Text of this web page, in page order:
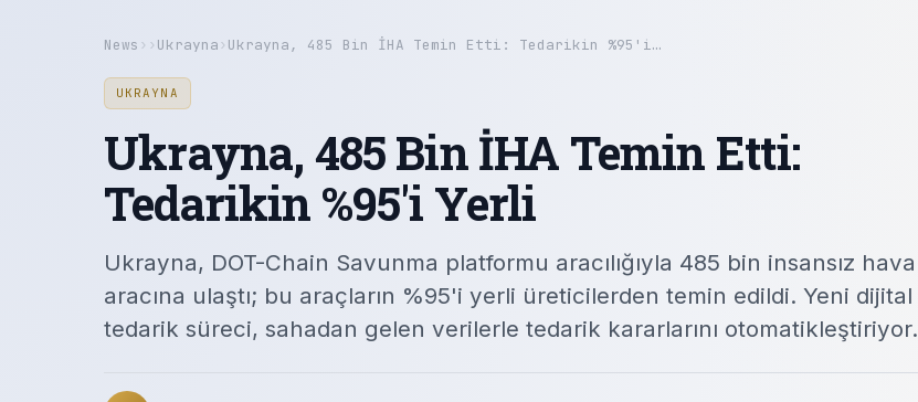
News › › Ukrayna› Ukrayna, 485 Bin İHA Temin Etti: Tedarikin %95'i…
UKRAYNA
Ukrayna, 485 Bin İHA Temin Etti:
Tedarikin %95'i Yerli
Ukrayna, DOT-Chain Savunma platformu aracılığıyla 485 bin insansız hava
aracına ulaştı; bu araçların %95'i yerli üreticilerden temin edildi. Yeni dijital
tedarik süreci, sahadan gelen verilerle tedarik kararlarını otomatikleştiriyor.